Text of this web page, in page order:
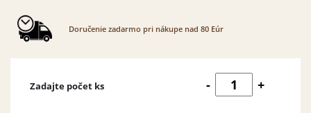
Doručenie zadarmo pri nákupe nad 80 Eúr
Zadajte počet ks -
množstvo
Korková
+